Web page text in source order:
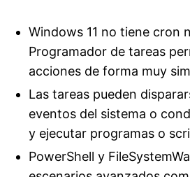
Windows 11 no tiene cron
Programador de tareas
acciones de forma muy
Las tareas pueden
eventos del sistema o
y ejecutar programas o
PowerShell y